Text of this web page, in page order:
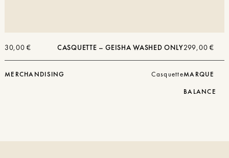
CASQUETTE – GEISHA WASHED ONLY
30,00€
MERCHANDISING Casquette
299,00 €
MARQUE
BALANCE